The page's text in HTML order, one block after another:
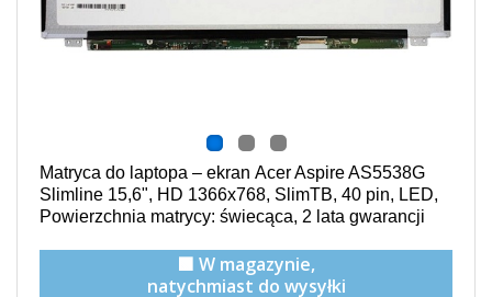
Matryca do laptopa – ekran Acer Aspire AS5538G
Slimline 15,6", HD 1366x768, SlimTB, 40 pin, LED,
Powierzchnia matrycy: świecąca, 2 lata gwarancji
🟩 W magazynie,
natychmiast do wysyłki